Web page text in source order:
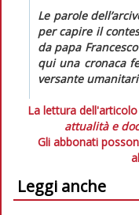
Le parole
per capire il
da papa
qui una cronaca
versante
La lettura
attualità e
Gli abbonati
Leggi anche